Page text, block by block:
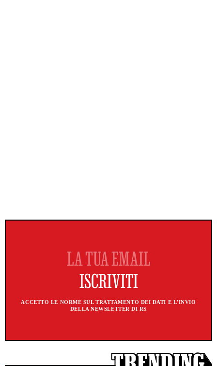
ACCETTO LE NORME SUL TRATTAMENTO DEI DATI E L'INVIO
DELLA NEWSLETTER DI RS